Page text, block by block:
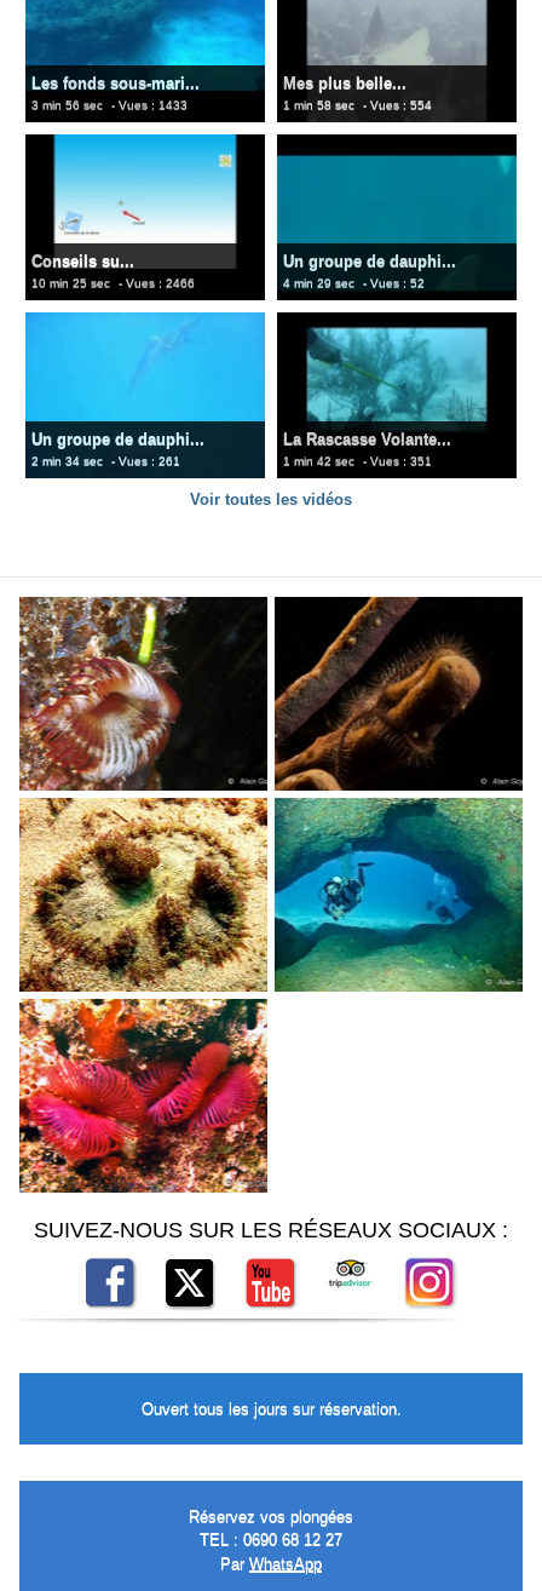
Les fonds sous-mari...
3 min 56 sec - Vues : 1433
Mes plus belle...
1 min 58 sec - Vues : 554
Conseils su...
10 min 25 sec - Vues : 2466
Un groupe de dauphi...
4 min 29 sec - Vues : 52
Un groupe de dauphi...
2 min 34 sec - Vues : 261
La Rascasse Volante...
1 min 42 sec - Vues : 351
Voir toutes les vidéos
SUIVEZ-NOUS SUR LES RÉSEAUX SOCIAUX :
Ouvert tous les jours sur réservation.
Réservez vos plongées
TEL : 0690 68 12 27
Par WhatsApp